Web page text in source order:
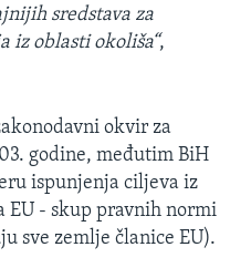
sredstava za
iz oblasti okoliša“,
okvir za
godine, međutim BiH
ispunjenja ciljeva iz
EU - skup pravnih normi
sve zemlje članice EU).